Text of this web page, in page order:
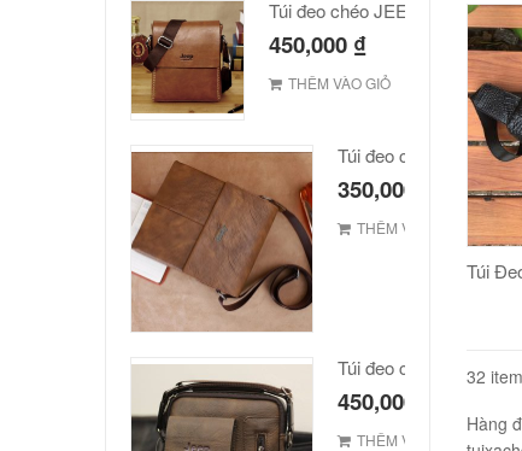
450,000 ₫
THÊM VÀO GIỎ
Túi đeo chéo Jeep giá
350,000
THÊM VÀO GIỎ
Túi đeo chéo Jeep giá
450,000
THÊM VÀO GIỎ
32
Hàng